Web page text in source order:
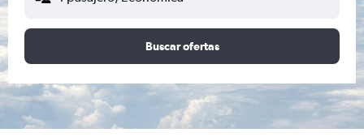
Buscar ofertas